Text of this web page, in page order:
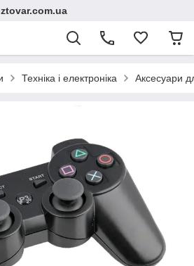
Техніка і електроніка Аксесуари